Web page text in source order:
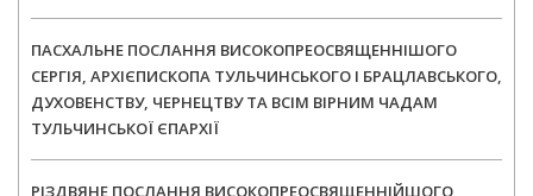
ПАСХАЛЬНЕ ПОСЛАННЯ ВИСОКОПРЕОСВЯЩЕННІШОГО
СЕРГІЯ, АРХІЄПИСКОПА ТУЛЬЧИНСЬКОГО І БРАЦЛАВСЬКОГО,
ДУХОВЕНСТВУ, ЧЕРНЕЦТВУ ТА ВСІМ ВІРНИМ ЧАДАМ
ТУЛЬЧИНСЬКОЇ ЄПАРХІЇ
РІЗДВЯНЕ ПОСЛАННЯ ВИСОКОПРЕОСВЯЩЕННІЙШОГО